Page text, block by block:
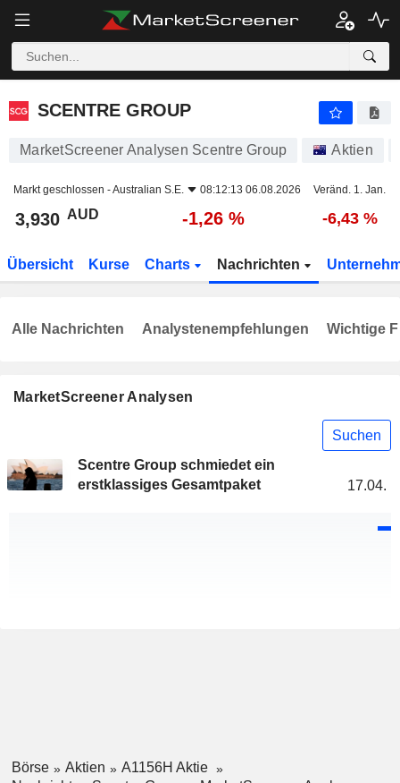
SCENTRE GROUP
SCENTRE GROUP
MarketScreener Analysen Scentre Group Aktien
Markt geschlossen -Australian S.E. 08:12:13 06.08.2026 Veränd. 1. Jan.
3,930 AUD -1,26 % -6,43 %
Übersicht Kurse Charts Nachrichten
MarketScreener Analysen
Suchen
Scentre Group schmiedet ein
erstklassiges Gesamtpaket
17.04.
Alle Nachrichten Analystenempfehlungen Wichtige
Börse Aktien
A1156H Aktie